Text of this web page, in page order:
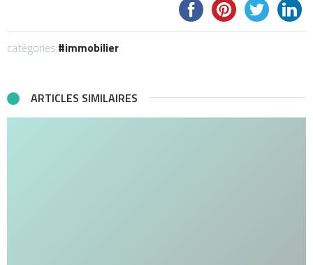
catégories: immobilier
ARTICLES SIMILAIRES